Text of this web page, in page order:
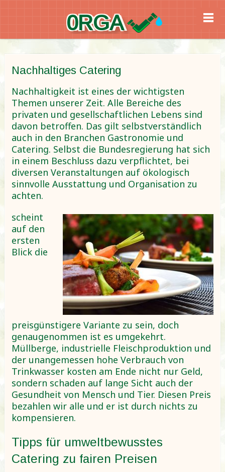
0RGA
Nachhaltiges Catering
Nachhaltigkeit ist eines der wichtigsten
Themen unserer Zeit. Alle Bereiche des
privaten und gesellschaftlichen Lebens sind
davon betroffen. Das gilt selbstverständlich
auch in den Branchen Gastronomie und
Catering. Selbst die Bundesregierung hat sich
in einem Beschluss dazu verpflichtet, bei
diversen Veranstaltungen auf ökologisch
sinnvolle Ausstattung und Organisation zu
achten.
scheint
auf den
ersten
Blick die
preisgünstigere Variante zu sein, doch
genaugenommen ist es umgekehrt.
Müllberge, industrielle Fleischproduktion und
der unangemessen hohe Verbrauch von
Trinkwasser kosten am Ende nicht nur Geld,
sondern schaden auf lange Sicht auch der
Gesundheit von Mensch und Tier. Diesen Preis
bezahlen wir alle und er ist durch nichts zu
kompensieren.
Tipps für umweltbewusstes
Catering zu fairen Preisen